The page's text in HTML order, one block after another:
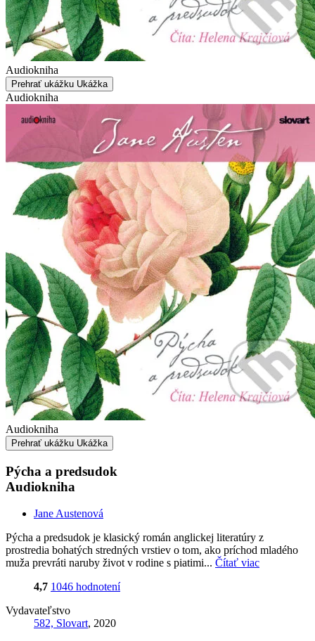
Audiokniha
Prehrať ukážku Ukážka
Audiokniha
Audiokniha
Prehrať ukážku Ukážka
Pýcha a predsudok
Audiokniha
Jane Austenová
Pýcha a predsudok je klasický román anglickej literatúry z
prostredia bohatých stredných vrstiev o tom, ako príchod mladého
muža prevráti naruby život v rodine s piatimi... Čítať viac
4,7 1046 hodnotení
Vydavateľstvo
582, Slovart, 2020